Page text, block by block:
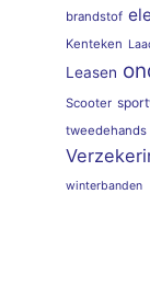
brandstof
Kenteken
Leasen
Scooter
tweedehands
winterbanden